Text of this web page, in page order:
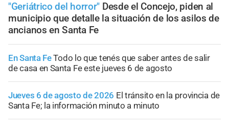
"Geriátrico del horror" Desde el Concejo, piden al
municipio que detalle la situación de los asilos de
ancianos en Santa Fe
En Santa FeTodo lo que tenés que saber antes de salir
de casa en Santa Fe este jueves 6 de agosto
Jueves 6 de agosto de 2026 El tránsito en la provincia de
Santa Fe; la información minuto a minuto